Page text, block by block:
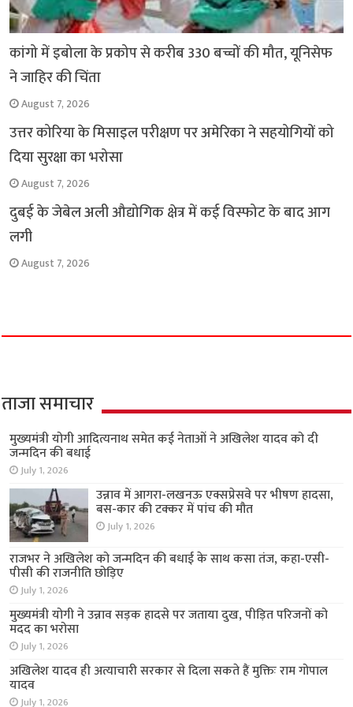
कांगो में इबोला के प्रकोप से करीब 330 बच्चों की मौत, यूनिसेफ
ने जाहिर की चिंता
August 7, 2026
उत्तर कोरिया के मिसाइल परीक्षण पर अमेरिका ने सहयोगियों को
दिया सुरक्षा का भरोसा
August 7, 2026
दुबई के जेबेल अली औद्योगिक क्षेत्र में कई विस्फोट के बाद आग
लगी
August 7, 2026
ताजा समाचार
मुख्यमंत्री योगी आदित्यनाथ समेत कई नेताओं ने अखिलेश यादव को दी
जन्मदिन की बधाई
July 1, 2026
उन्नाव में आगरा-लखनऊ एक्सप्रेसवे पर भीषण हादसा,
बस-कार की टक्कर में पांच की मौत
July 1, 2026
राजभर ने अखिलेश को जन्मदिन की बधाई के साथ कसा तंज, कहा-एसी-
पीसी की राजनीति छोड़िए
July 1, 2026
मुख्यमंत्री योगी ने उन्नाव सड़क हादसे पर जताया दुख, पीड़ित परिजनों को
मदद का भरोसा
July 1, 2026
अखिलेश यादव ही अत्याचारी सरकार से दिला सकते हैं मुक्तिः राम गोपाल
यादव
July 1, 2026